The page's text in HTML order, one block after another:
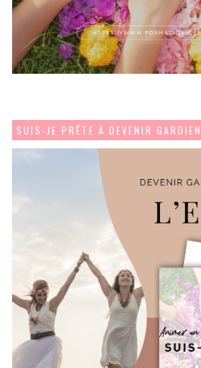
SUIS-JE PRÊTE À DEVENIR